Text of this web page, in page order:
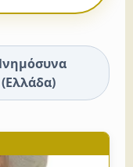
(Ελλάδα)